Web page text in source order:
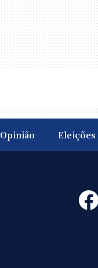
Opinião Eleições